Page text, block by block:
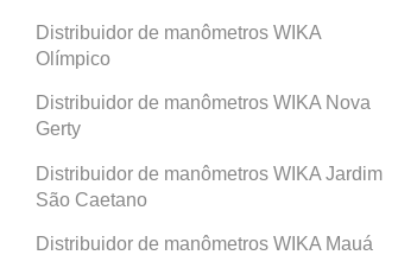
Distribuidor de manômetros WIKA
Olímpico
Distribuidor de manômetros WIKA Nova
Gerty
Distribuidor de manômetros WIKA Jardim
São Caetano
Distribuidor de manômetros WIKA Mauá